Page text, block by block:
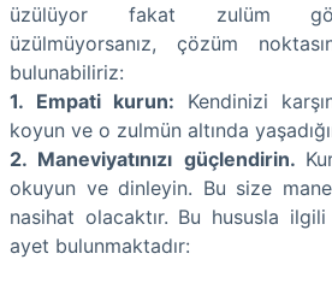
üzülüyor fakat zulüm
üzülmüyorsanız, çözüm
bulunabiliriz:
1. Empati kurun: Kendinizi
koyun ve o zulmün altında
2. Maneviyatınızı güçlendirin.
okuyun ve dinleyin. Bu size
nasihat olacaktır. Bu hususla
ayet bulunmaktadır: